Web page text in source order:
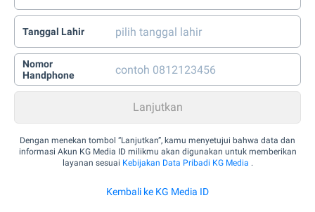
Tanggal Lahir
Nomor
Handphone
Dengan menekan tombol “Lanjutkan”, kamu menyetujui bahwa data dan
informasi Akun KG Media ID milikmu akan digunakan untuk memberikan
layanan sesuai Kebijakan Data Pribadi KG Media .
Kembali ke KG Media ID